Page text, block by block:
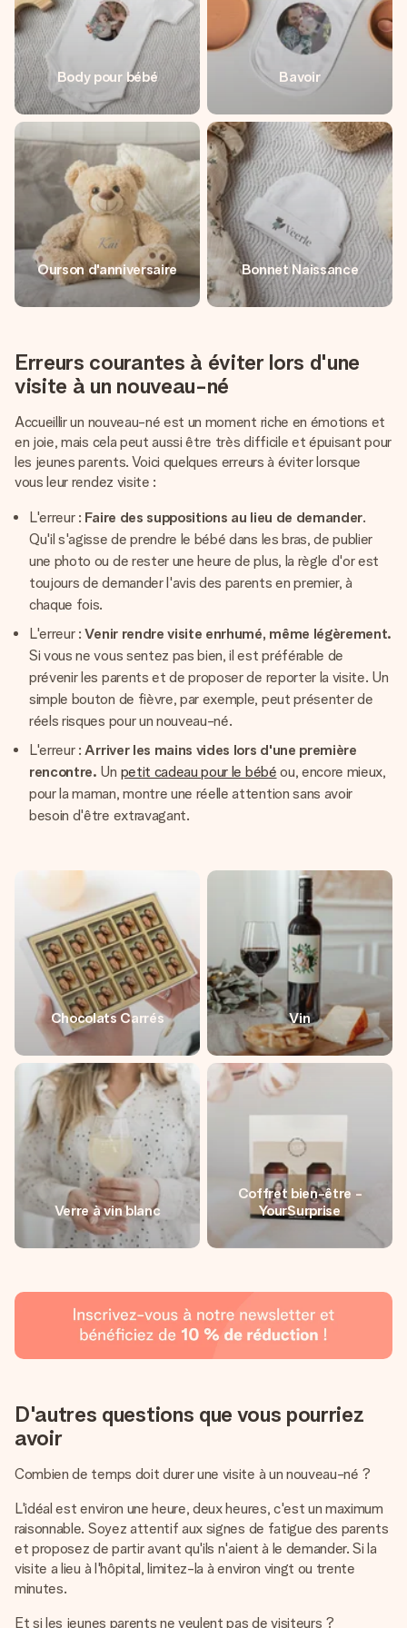
Body pour bébé Bavoir
Ourson d'anniversaire Bonnet Naissance
Erreurs courantes à éviter lors d'une
visite à un nouveau-né
Accueillir un nouveau-né est un moment riche en émotions et
en joie, mais cela peut aussi être très difficile et épuisant pour
les jeunes parents. Voici quelques erreurs à éviter lorsque
vous leur rendez visite :
L'erreur : Faire des suppositions au lieu de demander.
Qu'il s'agisse de prendre le bébé dans les bras, de publier
une photo ou de rester une heure de plus, la règle d'or est
toujours de demander l'avis des parents en premier, à
chaque fois.
L'erreur :Venir rendre visite enrhumé, même légèrement.
Si vous ne vous sentez pas bien, il est préférable de
prévenir les parents et de proposer de reporter la visite. Un
simple bouton de fièvre, par exemple, peut présenter de
réels risques pour un nouveau-né.
L'erreur :Arriver les mains vides lors d'une première
rencontre. Un petit cadeau pour le bébé ou, encore mieux,
pour la maman, montre une réelle attention sans avoir
besoin d'être extravagant.
Chocolats Carrés Vin
Verre à vin blanc
Coffret bien-être -
YourSurprise
D'autres questions que vous pourriez
avoir
Combien de temps doit durer une visite à un nouveau-né ?
L'idéal est environ une heure, deux heures, c'est un maximum
raisonnable. Soyez attentif aux signes de fatigue des parents
et proposez de partir avant qu'ils n'aient à le demander. Si la
visite a lieu à l'hôpital, limitez-la à environ vingt ou trente
minutes.
Et si les jeunes parents ne veulent pas de visiteurs ?